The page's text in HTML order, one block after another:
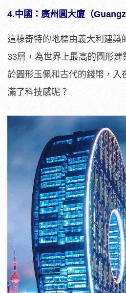
4.中國：廣州圓大廈（
這棟奇特的地標由義大利建築
33層，為世界上最高的圓形建
於圓形玉佩和古代的錢幣，入
滿了科技感呢？